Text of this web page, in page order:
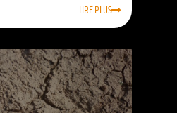
LIRE PLUS